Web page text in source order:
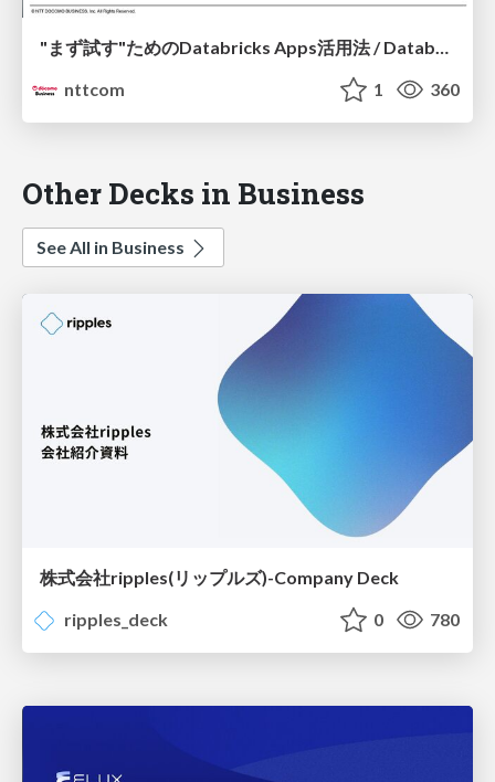
"まず試す"ためのDatabricks Apps活用法 / Databricks Apps for Early Experiments and Validation
nttcom
1 360
Other Decks in Business
See All in Business
株式会社ripples(リップルズ)-Company Deck
ripples_deck
0 780